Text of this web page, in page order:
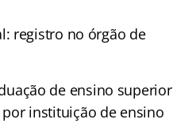
registro no órgão de
de ensino superior
instituição de ensino